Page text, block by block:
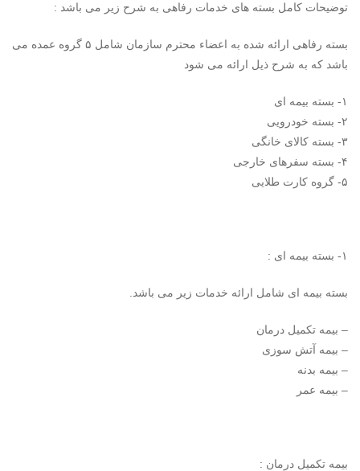
توضیحات کامل بسته های خدمات رفاهی به شرح زیر می باشد :
بسته رفاهی ارائه شده به اعضاء محترم سازمان شامل ۵ گروه عمده می
باشد که به شرح ذیل ارائه می شود
۱- بسته بیمه ای
۲- بسته خودرویی
۳- بسته کالای خانگی
۴- بسته سفرهای خارجی
۵- گروه کارت طلایی
۱- بسته بیمه ای :
بسته بیمه ای شامل ارائه خدمات زیر می باشد.
– بیمه تکمیل درمان
– بیمه آتش سوزی
– بیمه بدنه
– بیمه عمر
بیمه تکمیل درمان :